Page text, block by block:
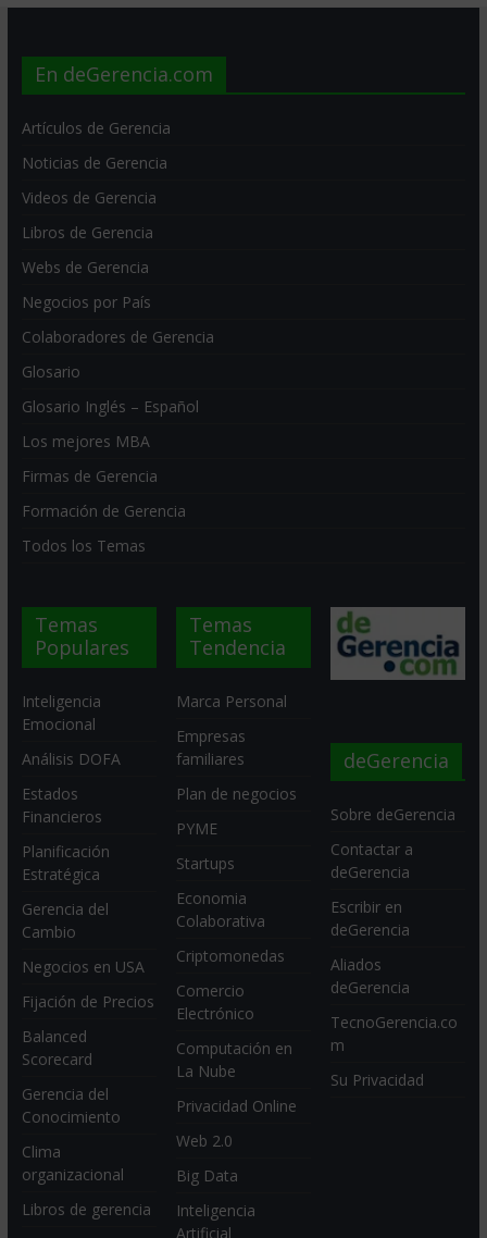
En deGerencia.com
Artículos de Gerencia
Noticias de Gerencia
Videos de Gerencia
Libros de Gerencia
Webs de Gerencia
Negocios por País
Colaboradores de Gerencia
Glosario
Glosario Inglés – Español
Los mejores MBA
Firmas de Gerencia
Formación de Gerencia
Todos los Temas
Temas
Populares
Inteligencia
Emocional
Análisis DOFA
Estados
Financieros
Planificación
Estratégica
Gerencia del
Cambio
Negocios en USA
Fijación de Precios
Balanced
Scorecard
Gerencia del
Conocimiento
Clima
organizacional
Libros de gerencia
Temas
Tendencia
Marca Personal
Empresas
familiares
Plan de negocios
PYME
Startups
Economia
Colaborativa
Criptomonedas
Comercio
Electrónico
Computación en
La Nube
Privacidad Online
Web 2.0
Big Data
Inteligencia
Artificial
deGerencia
Sobre deGerencia
Contactar a
deGerencia
Escribir en
deGerencia
Aliados
deGerencia
TecnoGerencia.co
m
Su Privacidad